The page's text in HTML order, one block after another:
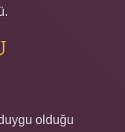
olduğu